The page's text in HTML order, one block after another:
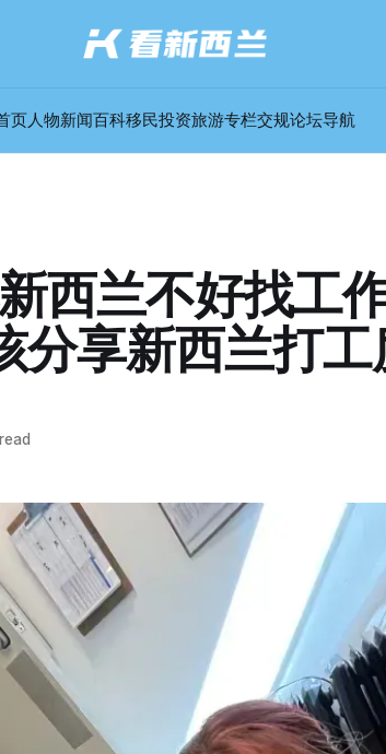
页人物新闻百科移民投资旅游专栏交规论坛导航
西兰不好找工
分享新西兰打